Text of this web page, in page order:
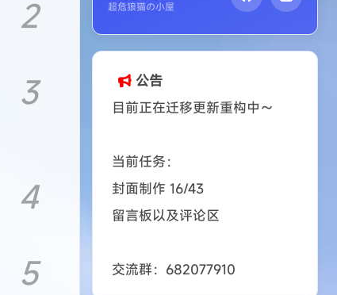
游戏
2
3
4
5
超危狼猫の小屋
公告
目前正在迁移更新重构中～
当前任务：
封面制作 16/43
留言板以及评论区
交流群：682077910